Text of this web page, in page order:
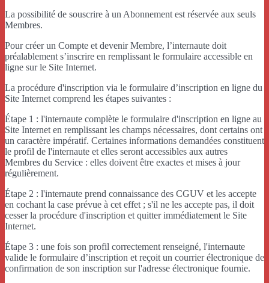
La possibilité de souscrire à un Abonnement est réservée aux seuls
Membres.
Pour créer un Compte et devenir Membre, l’internaute doit
préalablement s’inscrire en remplissant le formulaire accessible en
ligne sur le Site Internet.
La procédure d'inscription via le formulaire d’inscription en ligne du
Site Internet comprend les étapes suivantes :
Étape 1 : l'internaute complète le formulaire d'inscription en ligne au
Site Internet en remplissant les champs nécessaires, dont certains ont
un caractère impératif. Certaines informations demandées constituent
le profil de l'internaute et elles seront accessibles aux autres
Membres du Service : elles doivent être exactes et mises à jour
régulièrement.
Étape 2 : l'internaute prend connaissance des CGUV et les accepte
en cochant la case prévue à cet effet ; s'il ne les accepte pas, il doit
cesser la procédure d'inscription et quitter immédiatement le Site
Internet.
Étape 3 : une fois son profil correctement renseigné, l'internaute
valide le formulaire d’inscription et reçoit un courrier électronique de
confirmation de son inscription sur l'adresse électronique fournie.